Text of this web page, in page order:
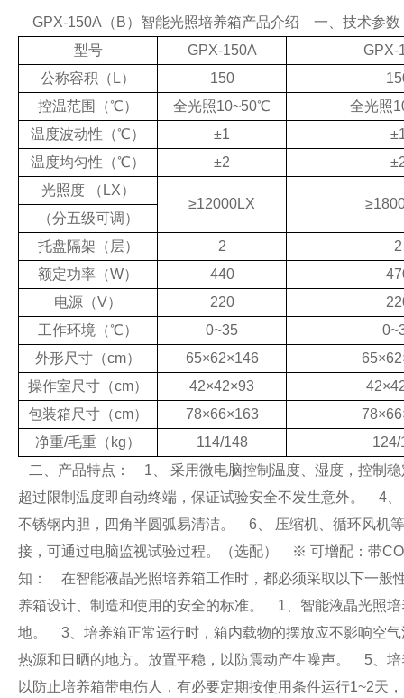
GPX-150A（B）智能光照培养箱产品介绍 一、技术参数
型号
GPX-150A
GPX-
公称容积 （L） 150
控温范围
（℃） 全光照10~50℃ 全光照
温度波动性 （℃） ±1 ±
温度均匀性 （℃） ±2 ±
光照度（LX）
≥12000LX ≥
（分五级可调 ）
托盘隔架 （ 层） 2
2
额定功率 （W） 440
电源 （V） 220
工作环境 （℃） 0~35
外形尺寸 （cm） 65×62×146 65×62
操作室尺寸 （cm） 42×42×93 42×
包装箱尺寸 （cm） 78×66×163 78×66
净重/毛重 （kg） 114/148
124/
二、产品特点：
1、 采用微电脑控制温度、湿度，控制稳
超过限制温度即自动终端，保证试验安全不发生意外。
4、
不锈钢内胆，四角半圆弧易清洁。
6、 压缩机、循环风机
接，可通过电脑监视试验过程。（选配）
※ 可增配：带
知：
在智能液晶光照培养箱工作时，都必须采取以下一般
养箱设计、制造和使用的安全的标准。
1、智能液晶光照培
地。
3、培养箱正常运行时，箱内载物的摆放应不影响空
热源和日晒的地方。放置平稳，以防震动产生噪声。
5、培
以防止培养箱带电伤人，有必要定期按使用条件运行1~2天